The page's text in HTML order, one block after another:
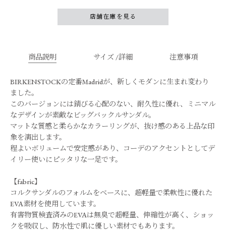
店舗在庫を見る
商品説明 サイズ /詳細 注意事項
BIRKENSTOCKの定番Madridが、新しくモダンに生まれ変わり
ました。
このバージョンには錆びる心配のない、耐久性に優れ、ミニマル
なデザインが素敵なビッグバックルサンダル。
マットな質感と柔らかなカラーリングが、抜け感のある上品な印
象を演出します。
程よいボリュームで安定感があり、コーデのアクセントとしてデ
イリー使いにピッタリな一足です。
【fabric】
コルクサンダルのフォルムをベースに、超軽量で柔軟性に優れた
EVA素材を使用しています。
有害物質検査済みのEVAは無臭で超軽量、伸縮性が高く、ショッ
クを吸収し、防水性で肌に優しい素材でもあります。